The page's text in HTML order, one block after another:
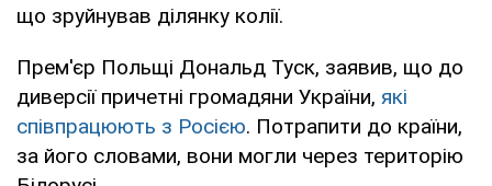
що зруйнував ділянку колії.
Прем'єр Польщі Дональд Туск, заявив, що до
диверсії причетні громадяни України, які
співпрацюють з Росією. Потрапити до країни,
за його словами, вони могли через територію